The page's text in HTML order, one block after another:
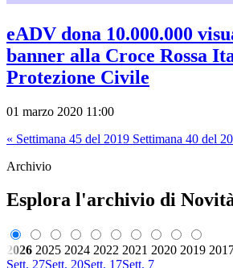
eADV dona 10.000.000
banner alla Croce Rossa
Protezione Civile
01 marzo 2020 11:00
« Settimana 45 del 2019 Settimana 40 del
Archivio
Esplora l'archivio di
2026 2025 2024 2022 2021 2020 2019
Sett. 27Sett. 20Sett. 17Sett. 7